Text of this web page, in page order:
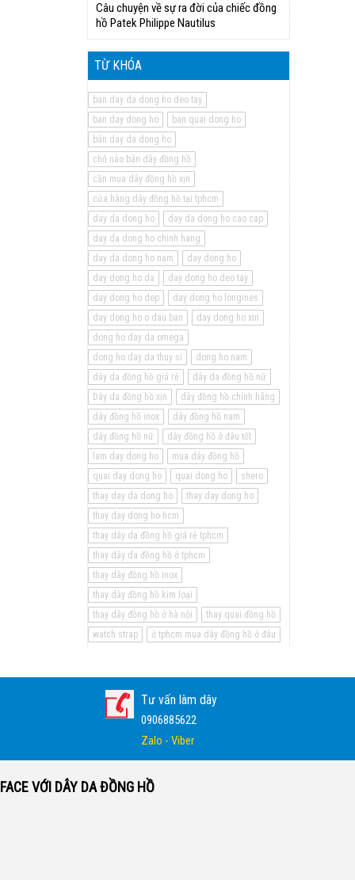
Câu chuyện về sự ra đời của chiếc đồng
hồ Patek Philippe Nautilus
TỪ KHÓA
ban day da dong ho deo tay
ban day dong ho
ban quai dong ho
bán day da dong ho
chỗ nào bán dây đồng hồ
cần mua dây đồng hồ xịn
cửa hàng dây đồng hồ tại tphcm
day da dong ho
day da dong ho cao cap
day da dong ho chinh hang
day da dong ho nam
day dong ho
day dong ho da
day dong ho deo tay
day dong ho dep
day dong ho longines
day dong ho o dau ban
day dong ho xin
dong ho day da omega
dong ho day da thuy si
dong ho nam
dây da đồng hồ giá rẻ
dây da đồng hồ nữ
Dây da đồng hồ xịn
dây đồng hồ chính hãng
dây đồng hồ inox
dây đồng hồ nam
dây đồng hồ nữ
dây đồng hồ ở đâu tốt
lam day dong ho
mua dây đồng hồ
quai day dong ho
quai dong ho
shero
thay day da dong ho
thay day dong ho
thay day dong ho hcm
thay dây da đồng hồ giá rẻ tphcm
thay dây da đồng hồ ở tphcm
thay dây đồng hồ inox
thay dây đồng hồ kim loại
thay dây đồng hồ ở hà nội
thay quai đồng hồ
watch strap
ở tphcm mua dây đồng hồ ở đâu
Tư vấn làm dây
0906885622
Zalo - Viber
FACE VỚI DÂY DA ĐỒNG HỒ